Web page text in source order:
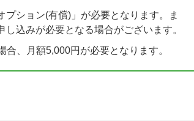
ション(有償)」が必要となります。ま
込みが必要となる場合がございます。
、月額5,000円が必要となります。